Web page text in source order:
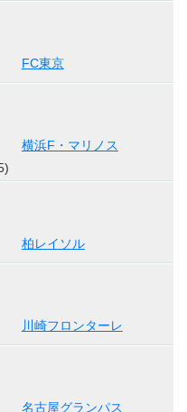
FC東京
横浜F・マリノス
柏レイソル
川崎フロンターレ
名古屋グランパス